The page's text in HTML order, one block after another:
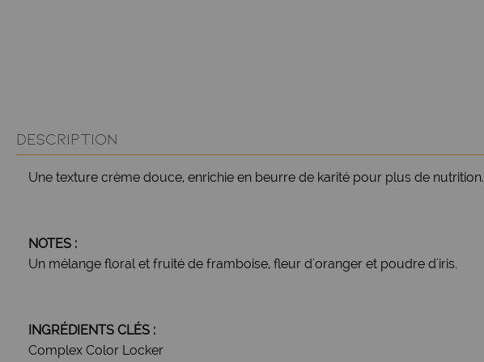
DESCRIPTION
Une texture crème douce, enrichie en beurre de karité pour plus de nutrition.
NOTES :
Un mélange floral et fruité de framboise, fleur d'oranger et poudre d'iris.
INGRÉDIENTS CLÉS :
Complex Color Locker